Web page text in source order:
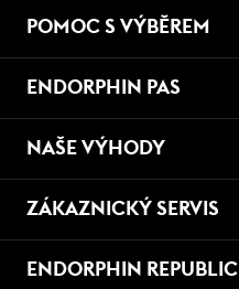
POMOC S VÝBĚREM
ENDORPHIN PAS
NAŠE VÝHODY
ZÁKAZNICKÝ SERVIS
ENDORPHIN REPUBLIC